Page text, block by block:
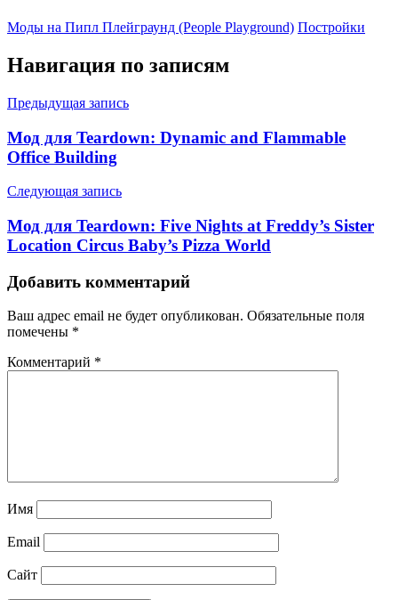
Моды на Пипл Плейграунд (People Playground) Постройки
Навигация по записям
Предыдущая запись
Мод для Teardown: Dynamic and Flammable
Office Building
Следующая запись
Мод для Teardown: Five Nights at Freddy’s Sister
Location Circus Baby’s Pizza World
Добавить комментарий
Ваш адрес email не будет опубликован. Обязательные поля
помечены *
Комментарий *
Имя
Email
Сайт